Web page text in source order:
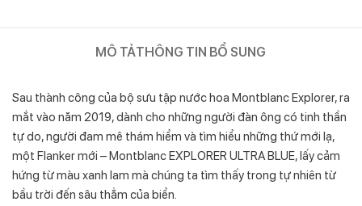
MÔ TẢTHÔNG TIN BỔ SUNG
Sau thành công của bộ sưu tập nước hoa Montblanc Explorer, ra
mắt vào năm 2019, dành cho những người đàn ông có tinh thần
tự do, người đam mê thám hiểm và tìm hiểu những thứ mới lạ,
một Flanker mới –MontblancEXPLORER ULTRA BLUE, lấy cảm
hứng từ màu xanh lam mà chúng ta tìm thấy trong tự nhiên từ
bầu trời đến sâu thẳm của biển.